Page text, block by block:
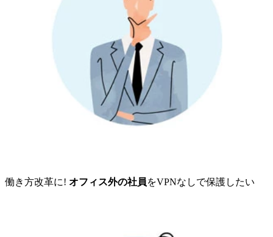
働き方改革に! オフィス外の社員をVPNなしで保護したい